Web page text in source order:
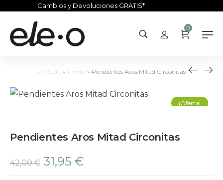
Cambios y Devoluciones GRATIS*
0
Portada » Tienda » Pendientes Aros Mitad Circonitas
¡Oferta!
Pendientes Aros Mitad Circonitas
42,00€ 31,95 €